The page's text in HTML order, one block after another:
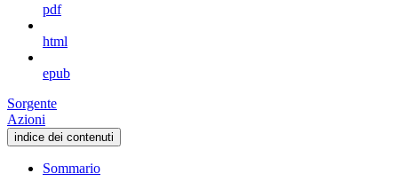
pdf
html
epub
Sorgente
Azioni
indice dei contenuti
Sommario